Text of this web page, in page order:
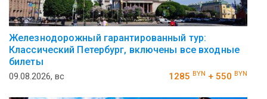
Железнодорожный гарантированный тур:
Классический Петербург, включены все входные
билеты
09.08.2026, вс 1285 BYN + 550 BYN